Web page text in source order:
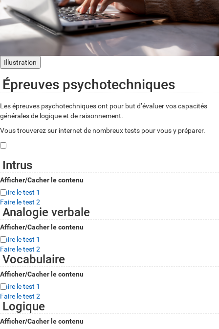
Illustration
Épreuves psychotechniques
Les épreuves psychotechniques ont pour but d’évaluer vos capacités
générales de logique et de raisonnement.
Vous trouverez sur internet de nombreux tests pour vous y préparer.
Intrus
Afficher/Cacher le contenu
Faire le test 1
Faire le test 2
Analogie verbale
Afficher/Cacher le contenu
Faire le test 1
Faire le test 2
Vocabulaire
Afficher/Cacher le contenu
Faire le test 1
Faire le test 2
Logique
Afficher/Cacher le contenu